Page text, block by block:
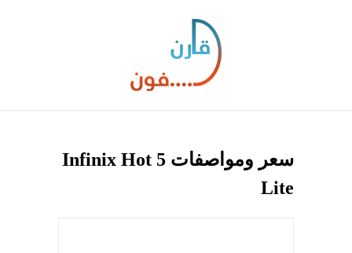
سعر ومواصفات Infinix Hot 5
Lite